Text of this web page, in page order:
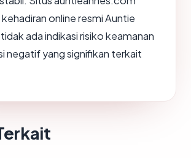
online resmi Auntie
ada indikasi risiko keamanan
negatif yang signifikan terkait